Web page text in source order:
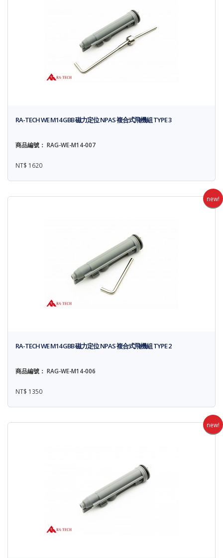
RA-TECH WE M14 GBB 磁力定位 NPAS 複合式飛機組 TYPE 3
商品編號： RAG-WE-M14-007
NT$ 1620
new!
RA-TECH WE M14 GBB 磁力定位 NPAS 複合式飛機組 TYPE 2
商品編號： RAG-WE-M14-006
NT$ 1350
new!